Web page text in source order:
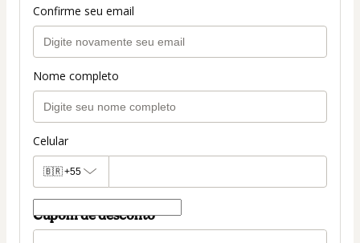
Confirme seu email
Nome completo
Celular
🇧🇷+55
Cupom de desconto